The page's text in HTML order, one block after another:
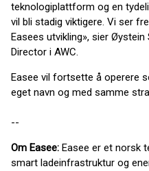
teknologiplattform og en
vil bli stadig viktigere. Vi ser
Easees utvikling», sier
Director i AWC.
Easee vil fortsette å operere
eget navn og med samme
--
Om Easee: Easee er et norsk
smart ladeinfrastruktur og